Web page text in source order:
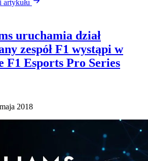
artykułu
uruchamia dział
zespół F1 wystąpi w
F1 Esports Pro Series
2018